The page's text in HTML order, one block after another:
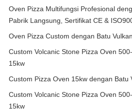
Oven Pizza Multifungsi Profesional
Pabrik Langsung, Sertifikat CE &
Oven Pizza Custom dengan Batu
Custom Volcanic Stone Pizza Oven
15kw
Custom Pizza Oven 15kw dengan Batu
Custom Volcanic Stone Pizza Oven
15kw